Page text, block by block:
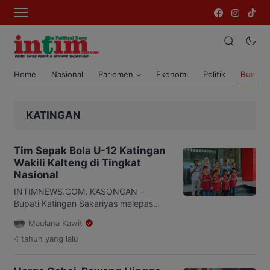
Home Nasional Parlemen Ekonomi Politik Bumi
KATINGAN
Tim Sepak Bola U-12 Katingan
Wakili Kalteng di Tingkat
Nasional
INTIMNEWS.COM, KASONGAN –
Bupati Katingan Sakariyas melepas
dini U-12 yang akan mengikuti
pertandingan ditingkat nasional, para
Maulana Kawit
4 tahun yang lalu